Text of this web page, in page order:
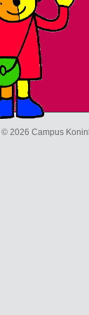
© 2026 Campus